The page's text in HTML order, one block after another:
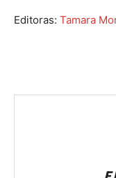
Editoras: Tamara